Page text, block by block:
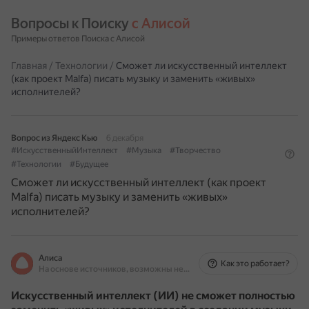
Вопросы к Поиску с Алисой
Примеры ответов Поиска с Алисой
Главная / Технологии / Сможет ли искусственный интеллект
(как проект Malfa) писать музыку и заменить «живых»
исполнителей?
Вопрос из Яндекс Кью
6 декабря
#ИскусственныйИнтеллект
#Музыка
#Творчество
#Технологии
#Будущее
Сможет ли искусственный интеллект (как проект
Malfa) писать музыку и заменить «живых»
исполнителей?
Алиса
На основе источников, возможны неточности
Как это работает?
Искусственный интеллект (ИИ) не сможет полностью